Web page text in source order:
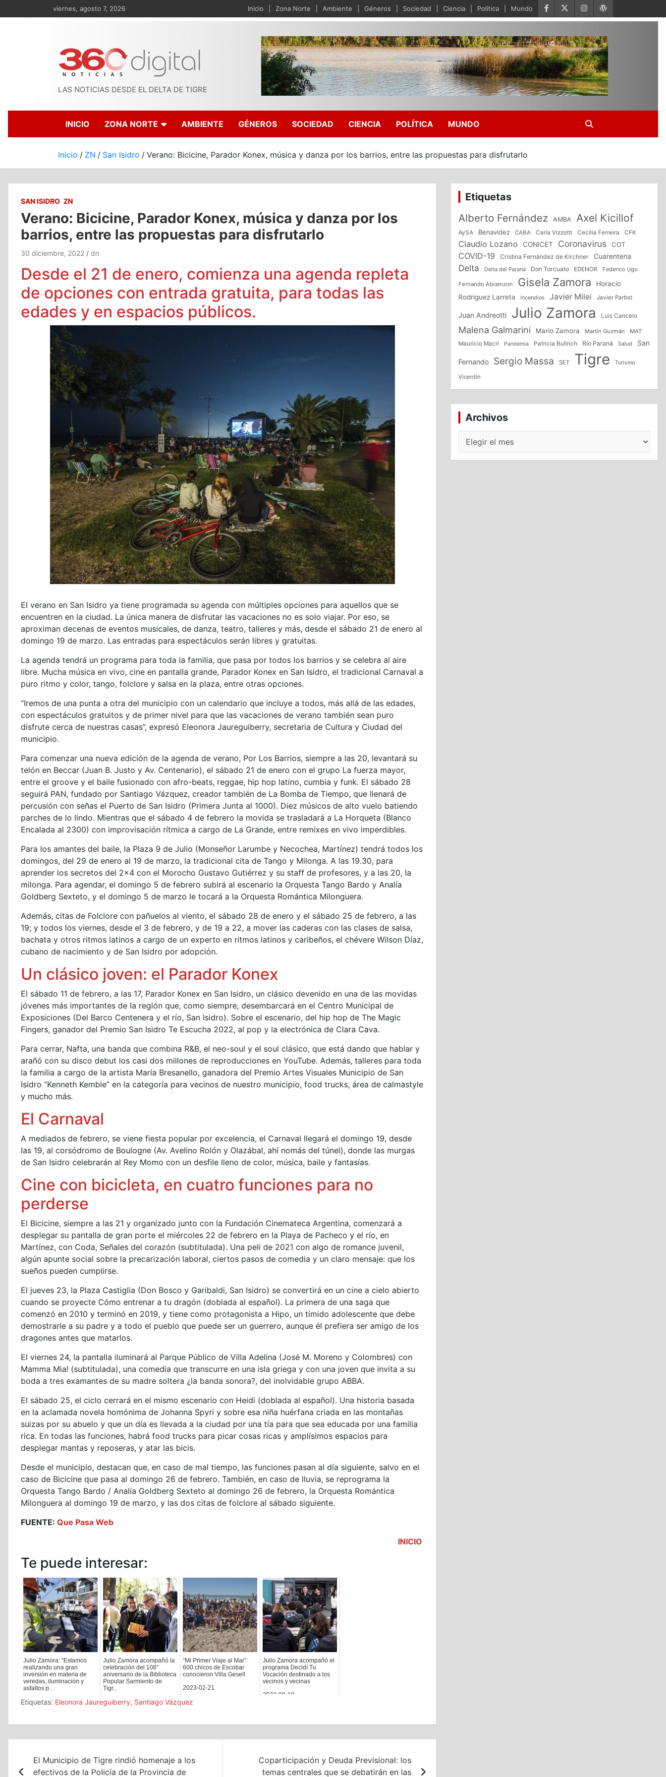
al
viernes, agosto 7, 2026 Inicio Zona Norte Ambiente Géneros Sociedad Ciencia Política Mundo
LAS NOTICIAS DESDE EL DELTA DE TIGRE
INICIO ZONA NORTE AMBIENTE GÉNEROS SOCIEDAD CIENCIA POLÍTICA MUNDO
Inicio ZN San Isidro Verano: Bicicine, Parador Konex, música y danza por los barrios, entre las propuestas para disfrutarlo
SAN ISIDRO ZN
Verano: Bicicine, Parador Konex, música y danza por los
barrios, entre las propuestas para disfrutarlo
30 diciembre, 2022 dn
Desde el 21 de enero, comienza una agenda repleta
de opciones con entrada gratuita, para todas las
edades y en espacios públicos.
El verano en San Isidro ya tiene programada su agenda con múltiples opciones para aquellos que se
encuentren en la ciudad. La única manera de disfrutar las vacaciones no es solo viajar. Por eso, se
aproximan decenas de eventos musicales, de danza, teatro, talleres y más, desde el sábado 21 de enero al
domingo 19 de marzo. Las entradas para espectáculos serán libres y gratuitas.
La agenda tendrá un programa para toda la familia, que pasa por todos los barrios y se celebra al aire
libre. Mucha música en vivo, cine en pantalla grande, Parador Konex en San Isidro, el tradicional Carnaval a
puro ritmo y color, tango, folclore y salsa en la plaza, entre otras opciones.
“Iremos de una punta a otra del municipio con un calendario que incluye a todos, más allá de las edades,
con espectáculos gratuitos y de primer nivel para que las vacaciones de verano también sean puro
disfrute cerca de nuestras casas”, expresó Eleonora Jaureguiberry, secretaria de Cultura y Ciudad del
municipio.
Para comenzar una nueva edición de la agenda de verano, Por Los Barrios, siempre a las 20, levantará su
telón en Beccar (Juan B. Justo y Av. Centenario), el sábado 21 de enero con el grupo La fuerza mayor,
entre el groove y el baile fusionado con afro-beats, reggae, hip hop latino, cumbia y funk. El sábado 28
seguirá PAN, fundado por Santiago Vázquez, creador también de La Bomba de Tiempo, que llenará de
percusión con señas el Puerto de San Isidro (Primera Junta al 1000). Diez músicos de alto vuelo batiendo
parches de lo lindo. Mientras que el sábado 4 de febrero la movida se trasladará a La Horqueta (Blanco
Encalada al 2300) con improvisación rítmica a cargo de La Grande, entre remixes en vivo imperdibles.
Para los amantes del baile, la Plaza 9 de Julio (Monseñor Larumbe y Necochea, Martínez) tendrá todos los
domingos, del 29 de enero al 19 de marzo, la tradicional cita de Tango y Milonga. A las 19.30, para
aprender los secretos del 2×4 con el Morocho Gustavo Gutiérrez y su staff de profesores, y a las 20, la
milonga. Para agendar, el domingo 5 de febrero subirá al escenario la Orquesta Tango Bardo y Analía
Goldberg Sexteto, y el domingo 5 de marzo le tocará a la Orquesta Romántica Milonguera.
Además, citas de Folclore con pañuelos al viento, el sábado 28 de enero y el sábado 25 de febrero, a las
19; y todos los viernes, desde el 3 de febrero, y de 19 a 22, a mover las caderas con las clases de salsa,
bachata y otros ritmos latinos a cargo de un experto en ritmos latinos y caribeños, el chévere Wilson Díaz,
cubano de nacimiento y de San Isidro por adopción.
Un clásico joven: el Parador Konex
El sábado 11 de febrero, a las 17, Parador Konex en San Isidro, un clásico devenido en una de las movidas
jóvenes más importantes de la región que, como siempre, desembarcará en el Centro Municipal de
Exposiciones (Del Barco Centenera y el río, San Isidro). Sobre el escenario, del hip hop de The Magic
Fingers, ganador del Premio San Isidro Te Escucha 2022, al pop y la electrónica de Clara Cava.
Para cerrar, Nafta, una banda que combina R&B, el neo-soul y el soul clásico, que está dando que hablar y
arañó con su disco debut los casi dos millones de reproducciones en YouTube. Además, talleres para toda
la familia a cargo de la artista María Bresanello, ganadora del Premio Artes Visuales Municipio de San
Isidro “Kenneth Kemble” en la categoría para vecinos de nuestro municipio, food trucks, área de calmastyle
y mucho más.
El Carnaval
A mediados de febrero, se viene fiesta popular por excelencia, el Carnaval llegará el domingo 19, desde
las 19, al corsódromo de Boulogne (Av. Avelino Rolón y Olazábal, ahí nomás del túnel), donde las murgas
de San Isidro celebrarán al Rey Momo con un desfile lleno de color, música, baile y fantasías.
Cine con bicicleta, en cuatro funciones para no
perderse
El Bicicine, siempre a las 21 y organizado junto con la Fundación Cinemateca Argentina, comenzará a
desplegar su pantalla de gran porte el miércoles 22 de febrero en la Playa de Pacheco y el río, en
Martínez, con Coda, Señales del corazón (subtitulada). Una peli de 2021 con algo de romance juvenil,
algún apunte social sobre la precarización laboral, ciertos pasos de comedia y un claro mensaje: que los
sueños pueden cumplirse.
El jueves 23, la Plaza Castiglia (Don Bosco y Garibaldi, San Isidro) se convertirá en un cine a cielo abierto
cuando se proyecte Cómo entrenar a tu dragón (doblada al español). La primera de una saga que
comenzó en 2010 y terminó en 2019, y tiene como protagonista a Hipo, un tímido adolescente que debe
demostrarle a su padre y a todo el pueblo que puede ser un guerrero, aunque él prefiera ser amigo de los
dragones antes que matarlos.
El viernes 24, la pantalla iluminará al Parque Público de Villa Adelina (José M. Moreno y Colombres) con
Mamma Mia! (subtitulada), una comedia que transcurre en una isla griega y con una joven que invita a su
boda a tres examantes de su madre soltera ¿la banda sonora?, del inolvidable grupo ABBA.
El sábado 25, el ciclo cerrará en el mismo escenario con Heidi (doblada al español). Una historia basada
en la aclamada novela homónima de Johanna Spyri y sobre esa niña huérfana criada en las montañas
suizas por su abuelo y que un día es llevada a la ciudad por una tía para que sea educada por una familia
rica. En todas las funciones, habrá food trucks para picar cosas ricas y amplísimos espacios para
desplegar mantas y reposeras, y atar las bicis.
Desde el municipio, destacan que, en caso de mal tiempo, las funciones pasan al día siguiente, salvo en el
caso de Bicicine que pasa al domingo 26 de febrero. También, en caso de lluvia, se reprograma la
Orquesta Tango Bardo / Analía Goldberg Sexteto al domingo 26 de febrero, la Orquesta Romántica
Milonguera al domingo 19 de marzo, y las dos citas de folclore al sábado siguiente.
FUENTE: Que Pasa Web
INICIO
Te puede interesar:
Julio Zamora: “Estamos
realizando una gran
inversión en materia de
veredas, iluminación y
asfaltos p...
2021-07-03
Julio Zamora acompañó la
celebración del 108°
aniversario de la Biblioteca
Popular Sarmiento de
Tigr...
2024-09-16
“Mi Primer Viaje al Mar”:
600 chicos de Escobar
conocieron Villa Gesell
2023-02-21
Julio Zamora acompañó el
programa Decidí Tu
Vocación destinado a los
vecinos y vecinas
2023-08-18
Etiquetas: Eleonora Jaureguiberry, Santiago Vázquez
de
El Municipio de Tigre rindió homenaje a los
efectivos de la Policía de la Provincia de
Coparticipación y Deuda Previsional: los
temas centrales que se debatirán en las
Etiquetas
Alberto Fernández AMBA Axel Kicillof
AySA Benavidez CABA Carla Vizzotti Cecilia Ferreira CFK
Claudio Lozano CONICET Coronavirus COT
COVID-19 Cristina Fernández de Kirchner Cuarentena
Delta Delta del Paraná Don Torcuato EDENOR Federico Ugo
Fernando Abramzon Gisela Zamora
Horacio
Rodriguez Larreta
Incendios Javier Milei Javier Parbst
Juan Andreotti Julio Zamora Luis Cancelo
Malena Galmarini Mario Zamora Martín Guzmán
MAT
Mauricio Macri
Pandemia Patricia Bullrich Río Paraná Salud San
Fernando Sergio Massa SET Tigre Turismo
Vicentín
Archivos
Archivos